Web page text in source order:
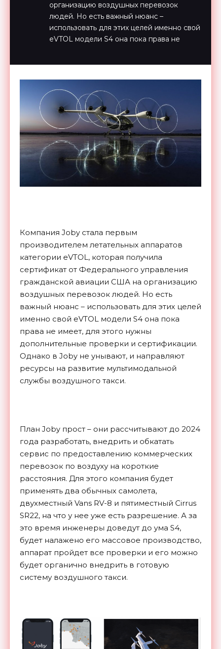
организацию воздушных перевозок
людей. Но есть важный нюанс –
использовать для этих целей именно свой
eVTOL модели S4 она пока права не
Компания Joby стала первым
производителем летательных аппаратов
категории eVTOL, которая получила
сертификат от Федерального управления
гражданской авиации США на организацию
воздушных перевозок людей. Но есть
важный нюанс – использовать для этих целей
именно свой eVTOL модели S4 она пока
права не имеет, для этого нужны
дополнительные проверки и сертификации.
Однако в Joby не унывают, и направляют
ресурсы на развитие мультимодальной
службы воздушного такси.
План Joby прост – они рассчитывают до 2024
года разработать, внедрить и обкатать
сервис по предоставлению коммерческих
перевозок по воздуху на короткие
расстояния. Для этого компания будет
применять два обычных самолета,
двухместный Vans RV-8 и пятиместный Cirrus
SR22, на что у нее уже есть разрешение. А за
это время инженеры доведут до ума S4,
будет налажено его массовое производство,
аппарат пройдет все проверки и его можно
будет органично внедрить в готовую
систему воздушного такси.